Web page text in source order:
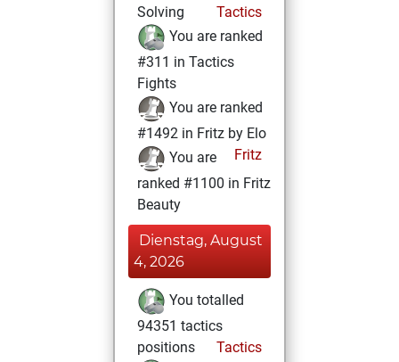
Solving
Tactics
You are ranked
#311 in Tactics
Fights
You are ranked
#1492 in Fritz by Elo
Fritz
You are
ranked #1100 in Fritz
Beauty
Dienstag, August
4, 2026
You totalled
94351 tactics
positions
Tactics